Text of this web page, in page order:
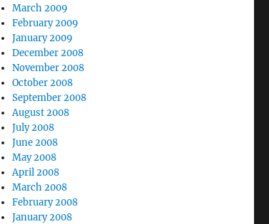
March 2009
February 2009
January 2009
December 2008
November 2008
October 2008
September 2008
August 2008
July 2008
June 2008
May 2008
April 2008
March 2008
February 2008
January 2008